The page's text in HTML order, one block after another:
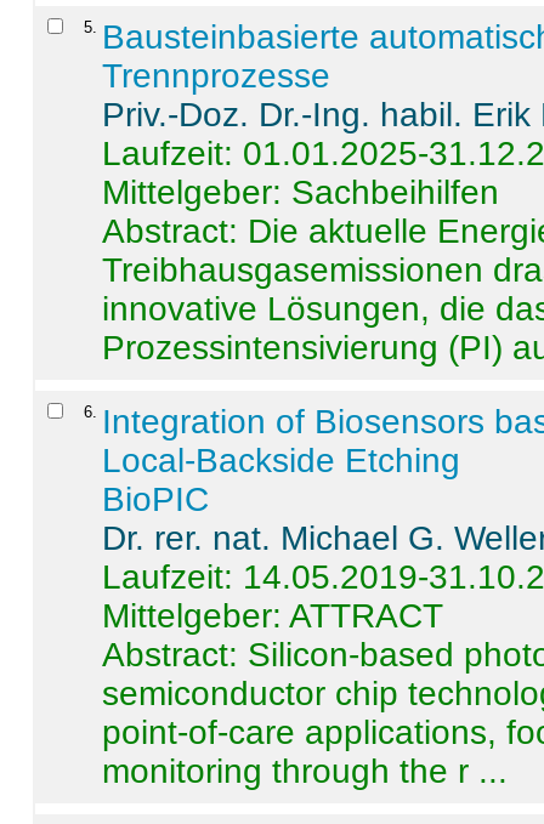
5
Bausteinbasierte
Trennprozesse
Priv.-Doz. Dr.-Ing. habil. Erik
Laufzeit: 01.01.2025-
Mittelgeber: Sachbeihilfen
Abstract: Die aktuelle
Treibhausgasemissionen
innovative Lösungen, die
Prozessintensivierung (PI)
6
Integration of Biosensors
Local-Backside Etching
BioPIC
Dr. rer. nat. Michael G.
Laufzeit: 14.05.2019-
Mittelgeber: ATTRACT
Abstract: Silicon-based
semiconductor chip
point-of-care applications,
monitoring through the r ...